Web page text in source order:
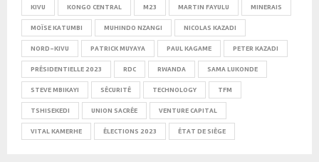
KIVU KONGO CENTRAL M23 MARTIN FAYULU MINERAIS
MOÏSE KATUMBI MUHINDO NZANGI NICOLAS KAZADI
NORD-KIVU PATRICK MUYAYA PAUL KAGAME PETER KAZADI
PRÉSIDENTIELLE 2023 RDC RWANDA SAMA LUKONDE
STEVE MBIKAYI SÉCURITÉ TECHNOLOGY TFM
TSHISEKEDI UNION SACRÉE VENTURE CAPITAL
VITAL KAMERHE ÉLECTIONS 2023 ÉTAT DE SIÈGE